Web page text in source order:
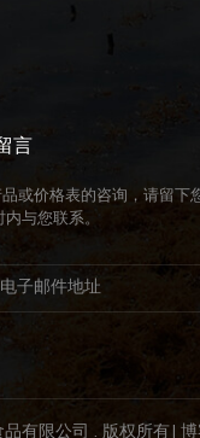
言
品或价格表的咨询，请留下
内与您联系。
有限公司 . 版权所有 博